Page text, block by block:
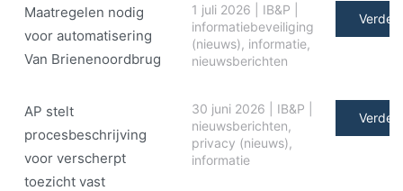
Maatregelen nodig
voor automatisering
Van Brienenoordbrug
1 juli 2026 IB&P
informatiebeveiliging
(nieuws), informatie,
nieuwsberichten
Verder
AP stelt
procesbeschrijving
voor verscherpt
toezicht vast
30 juni 2026 IB&P
nieuwsberichten,
privacy (nieuws),
informatie
Verder